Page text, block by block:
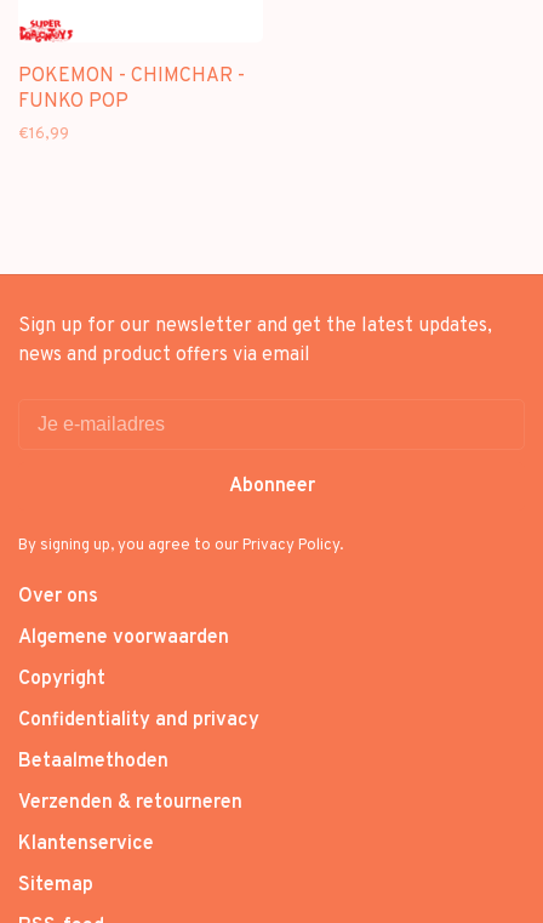
POKEMON - CHIMCHAR -
FUNKO POP
€16,99
Sign up for our newsletter and get the latest updates,
news and product offers via email
Abonneer
By signing up, you agree to our Privacy Policy.
Over ons
Algemene voorwaarden
Copyright
Confidentiality and privacy
Betaalmethoden
Verzenden & retourneren
Klantenservice
Sitemap